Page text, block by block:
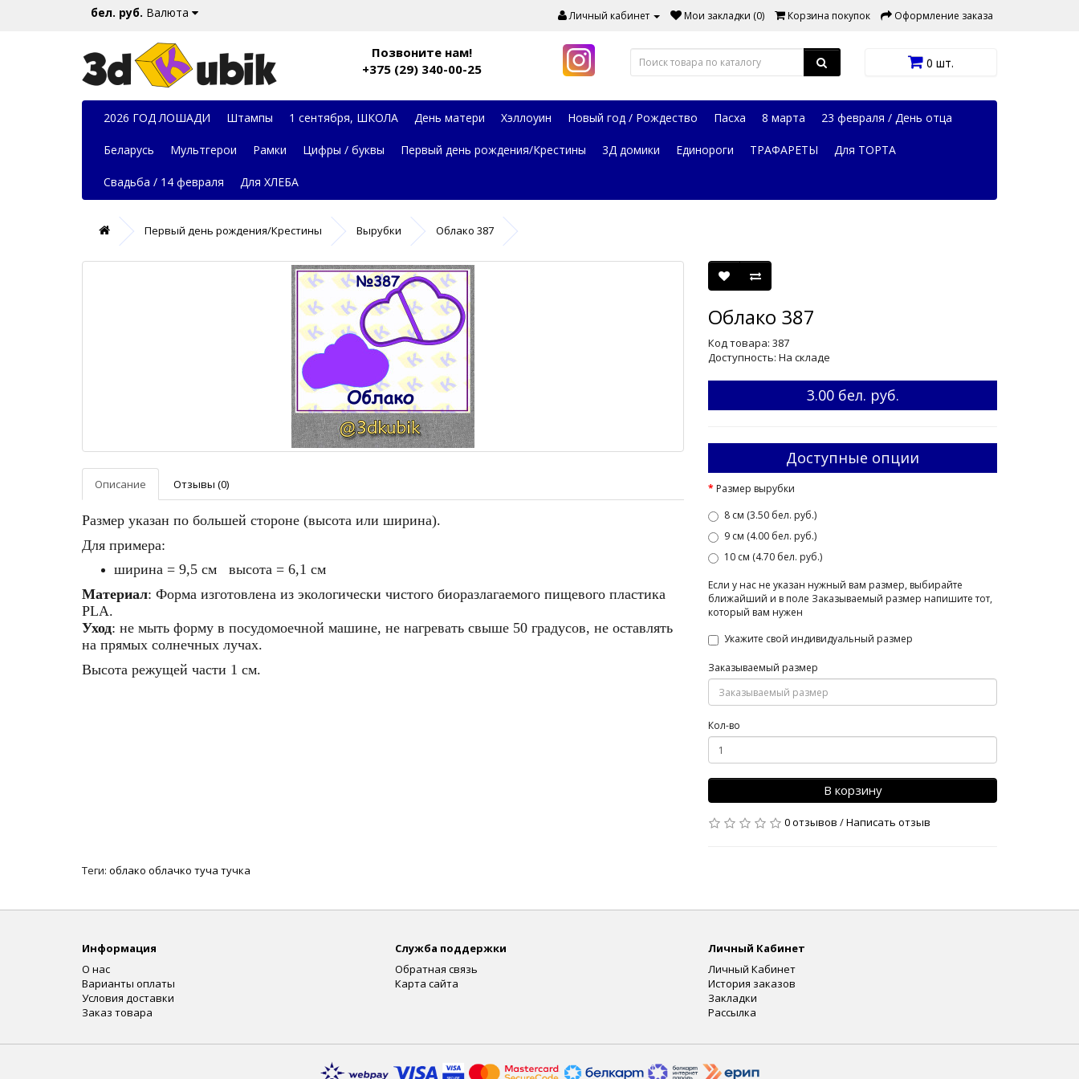
бел. руб. Валюта Личный кабинет Мои закладки (0) Корзина покупок Оформление заказа
Позвоните нам!
+375 (29) 340-00-25
0 шт.
2026 ГОД ЛОШАДИ Штампы 1 сентября, ШКОЛА День матери Хэллоуин Новый год / Рождество Пасха 8 марта 23 февраля / День отца
Беларусь Мультгерои Рамки Цифры / буквы Первый день рождения/Крестины 3Д домики Единороги ТРАФАРЕТЫ Для ТОРТА
Свадьба / 14 февраля Для ХЛЕБА
Первый день рождения/Крестины Вырубки Облако 387
Описание Отзывы (0)
Размер указан по большей стороне (высота или ширина).
Для примера:
ширина = 9,5 см высота = 6,1 см
Материал: Форма изготовлена из экологически чистого биоразлагаемого пищевого пластика
PLA.
Уход: не мыть форму в посудомоечной машине, не нагревать свыше 50 градусов, не оставлять
на прямых солнечных лучах.
Высота режущей части 1 см.
Облако 387
Код товара: 387
Доступность: На складе
3.00 бел. руб.
Доступные опции
Размер вырубки
8 см (3.50 бел. руб.)
9 см (4.00 бел. руб.)
10 см (4.70 бел. руб.)
Если у нас не указан нужный вам размер, выбирайте
ближайший и в поле Заказываемый размер напишите тот,
который вам нужен
Укажите свой индивидуальный размер
Заказываемый размер
Кол-во
В корзину
0 отзывов /Написать отзыв
Теги: облако облачко туча тучка
Информация
О нас
Варианты оплаты
Условия доставки
Заказ товара
Служба поддержки
Обратная связь
Карта сайта
Личный Кабинет
Личный Кабинет
История заказов
Закладки
Рассылка